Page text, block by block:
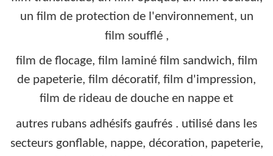
un film de protection de l'environnement, un
film soufflé ,
film de flocage, film laminé film sandwich, film
de papeterie, film décoratif, film d'impression,
film de rideau de douche en nappe et
autres rubans adhésifs gaufrés . utilisé dans les
secteurs gonflable, nappe, décoration, papeterie,